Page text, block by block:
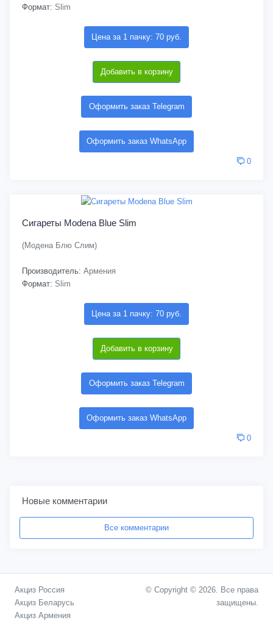
Формат: Slim
Цена за 1 пачку: 70 руб.
Добавить в корзину
Оформить заказ Telegram
Оформить заказ WhatsApp
0
Сигареты Modena Blue Slim
(Модена Блю Слим)
Производитель: Армения
Формат: Slim
Цена за 1 пачку: 70 руб.
Добавить в корзину
Оформить заказ Telegram
Оформить заказ WhatsApp
0
Новые комментарии
Все комментарии
Акциз Россия
Акциз Беларусь
Акциз Армения
© Copyright © 2026. Все права
защищены.